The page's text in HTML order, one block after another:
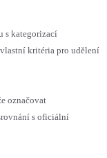
s kategorizací
kritéria pro udělení
označovat
s oficiální